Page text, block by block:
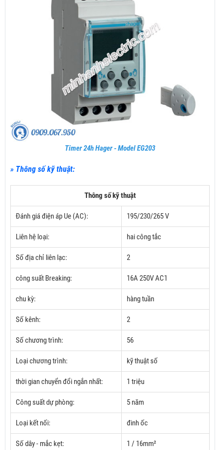
Timer 24h Hager - Model EG203
» Thông số kỹ thuật:
Thông số kỹ thuật
Đánh giá điện áp Ue (AC): 195/230/265 V
Liên hệ loại: hai công tắc
Số địa chỉ liên lạc: 2
công suất Breaking: 16A 250V AC1
chu kỳ: hàng tuần
Số kênh: 2
Số chương trình: 56
Loại chương trình: kỹ thuật số
thời gian chuyển đổi ngắn nhất: 1 triệu
Công suất dự phòng: 5 năm
Loại kết nối: đinh ốc
Số dây - mắc kẹt: 1 / 16mm²